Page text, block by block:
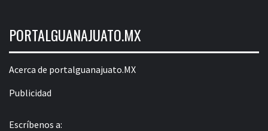
PORTALGUANAJUATO.MX
Acerca de portalguanajuato.MX
Publicidad
Escríbenos a: